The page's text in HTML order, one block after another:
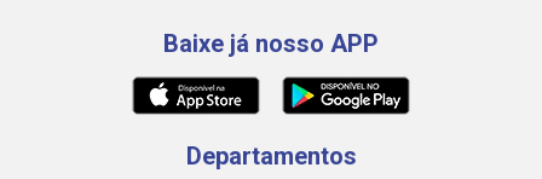
Baixe já nosso APP
Departamentos